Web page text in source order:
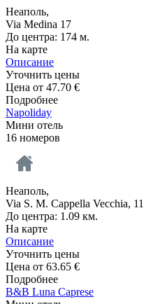
Неаполь,
Via Medina 17
До центра: 174 м.
На карте
Описание
Уточнить цены
Цена от 47.70 €
Подробнее
Napoliday
Мини отель
16 номеров
Неаполь,
Via S. M. Cappella Vecchia, 11
До центра: 1.09 км.
На карте
Описание
Уточнить цены
Цена от 63.65 €
Подробнее
B&B Luna Caprese